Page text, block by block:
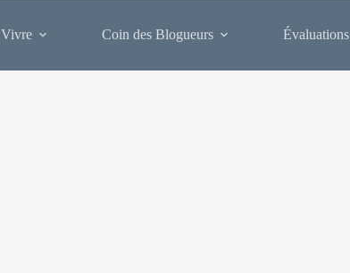
Coin des Blogueurs Évaluations